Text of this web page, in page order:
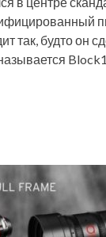
так, будто он